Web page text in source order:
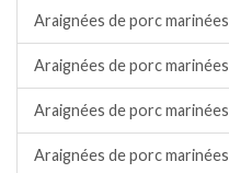
Araignées de porc
Araignées de porc
Araignées de porc
Araignées de porc